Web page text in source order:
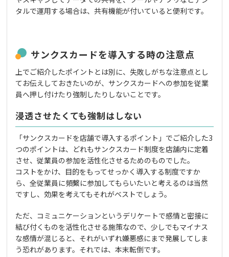
タルで運用する場合は、共有機能が付いていると便利です。
サンクスカードを導入する時の注意点
上でご紹介したポイントとは別に、失敗しがちな注意点とし
てお伝えしておきたいのが、サンクスカードへの参加を従業
員へ押し付けたり強制したりしないことです。
浸透させたくても強制はしない
「サンクスカードを店舗で導入するポイント」でご紹介した3
つのポイントは、どれもサンクスカード制度を店舗内に定着
させ、従業員の参加を活性化させるためのものでした。
コストをかけ、目的をもってせっかく導入する制度ですか
ら、全従業員に頻繫に参加してもらいたいと考えるのは当然
ですし、効果を考えてもそれがベストでしょう。
ただ、コミュニケーションというデリケートで感情と密接に
結び付くものを活性化させる施策なので、少しでもマイナス
な感情が混じると、それがいずれ嫌悪感にまで発展してしま
う恐れがあります。それでは、本末転倒です。